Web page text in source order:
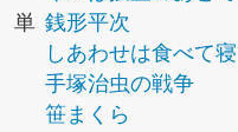
単 銭形平次
しあわせは食べて
手塚治虫の戦争
笹まくら